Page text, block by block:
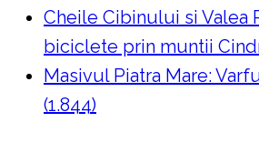
Cheile Cibinului si Valea
biciclete prin muntii
Masivul Piatra Mare:
(1.844)